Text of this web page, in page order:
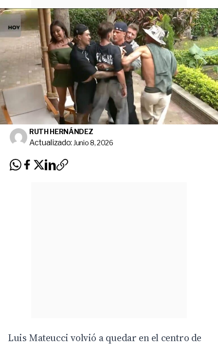
RUTH HERNÁNDEZ
Actualizado: Junio 8, 2026
Luis Mateucci volvió a quedar en el centro de